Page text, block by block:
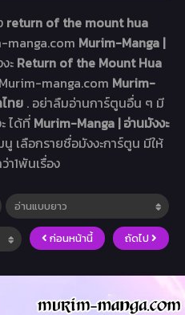
return of the mount hua
manga.com Murim-Manga |
ะ Return of the Mount Hua
manga.com Murim-
ทย . อย่าลืมอ่านการ์ตูนอื่น ๆ มี
ได้ที่ Murim-Manga | อ่านมังงะ
เลือกรายชื่อมังงะการ์ตูน มีให้
า1พันเรื่อง
ก่อนหน้านี้ ถัดไป